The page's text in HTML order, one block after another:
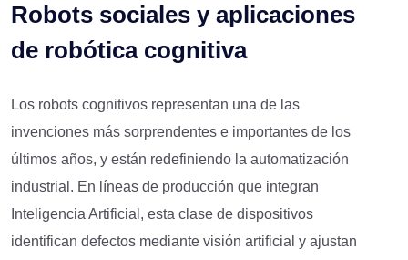
Robots sociales y aplicaciones
de robótica cognitiva
Los robots cognitivos representan una de las
invenciones más sorprendentes e importantes de los
últimos años, y están redefiniendo la automatización
industrial. En líneas de producción que integran
Inteligencia Artificial, esta clase de dispositivos
identifican defectos mediante visión artificial y ajustan